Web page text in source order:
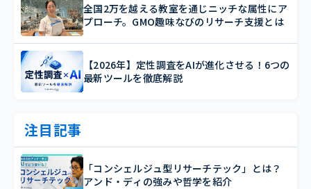
全国2万を越える教室を通じニッチな属性にア
プローチ。GMO趣味なびのリサーチ支援とは
【2026年】定性調査をAIが進化させる！6つの
最新ツールを徹底解説
注目記事
「コンシェルジュ型リサーチテック」とは？
アンド・ディの強みや哲学を紹介